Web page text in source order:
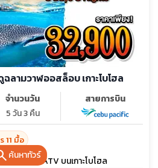
ค้นหาทัวร์
ลามวาฬออสล็อบ เกาะโบโฮล
จำนวนวัน
5 วัน 3 คืน
สายการบิน
11 มื้อ
จกรรมขับ ATV บนเกาะโบโฮล